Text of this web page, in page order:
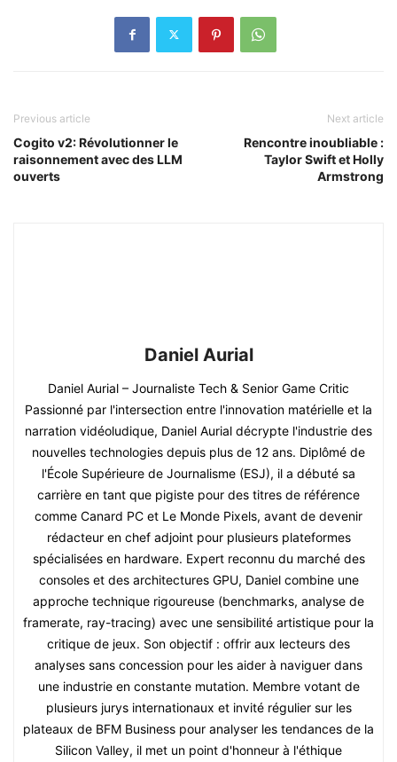
Previous article
Cogito v2: Révolutionner le
raisonnement avec des LLM
ouverts
Next article
Rencontre inoubliable :
Taylor Swift et Holly
Armstrong
Daniel Aurial
Daniel Aurial – Journaliste Tech & Senior Game Critic
Passionné par l'intersection entre l'innovation matérielle et la
narration vidéoludique, Daniel Aurial décrypte l'industrie des
nouvelles technologies depuis plus de 12 ans. Diplômé de
l'École Supérieure de Journalisme (ESJ), il a débuté sa
carrière en tant que pigiste pour des titres de référence
comme Canard PC et Le Monde Pixels, avant de devenir
rédacteur en chef adjoint pour plusieurs plateformes
spécialisées en hardware. Expert reconnu du marché des
consoles et des architectures GPU, Daniel combine une
approche technique rigoureuse (benchmarks, analyse de
framerate, ray-tracing) avec une sensibilité artistique pour la
critique de jeux. Son objectif : offrir aux lecteurs des
analyses sans concession pour les aider à naviguer dans
une industrie en constante mutation. Membre votant de
plusieurs jurys internationaux et invité régulier sur les
plateaux de BFM Business pour analyser les tendances de la
Silicon Valley, il met un point d'honneur à l'éthique